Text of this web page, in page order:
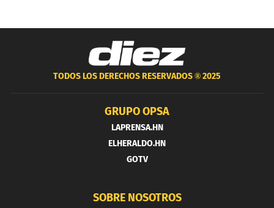
TODOS LOS DERECHOS RESERVADOS ®2025
GRUPO OPSA
LAPRENSA.HN
ELHERALDO.HN
GOTV
SOBRE NOSOTROS